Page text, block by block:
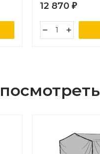
12 870 ₽